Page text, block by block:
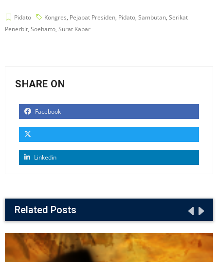
Pidato Kongres, Pejabat Presiden, Pidato, Sambutan, Serikat
Penerbit, Soeharto, Surat Kabar
SHARE ON
Facebook
Linkedin
Related Posts